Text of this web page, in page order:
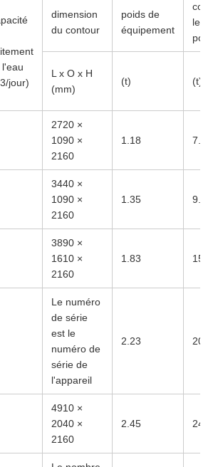
jour)
dimension
du contour
poids de
équipement
courir
le
poids
L x O x H
(mm)
(t) (t)
2720 ×
1090 ×
2160
1.18 7.58
3440 ×
1090 ×
2160
1.35 9.45
3890 ×
1610 ×
2160
1.83 15.36
Le numéro
de série
est le
numéro de
série de
l'appareil
2.23 20.80
4910 ×
2040 ×
2160
2.45 24.09